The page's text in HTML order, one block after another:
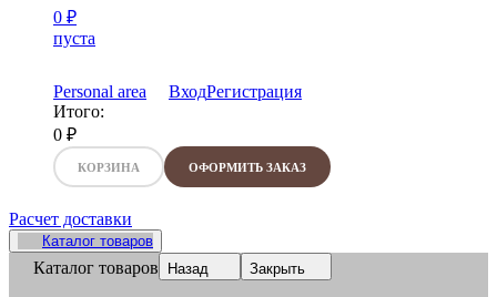
0 ₽
пуста
Personal area ВходРегистрация
Итого:
0 ₽
КОРЗИНА ОФОРМИТЬ ЗАКАЗ
Расчет доставки
Каталог товаров
Каталог товаров Назад Закрыть